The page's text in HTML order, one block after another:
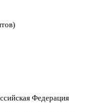
Федерация